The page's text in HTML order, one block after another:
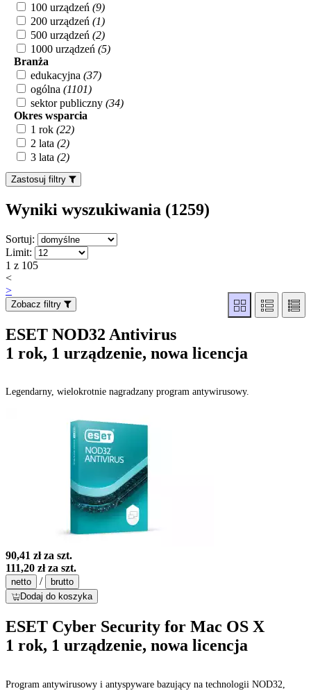
100 urządzeń (9)
200 urządzeń (1)
500 urządzeń (2)
1000 urządzeń (5)
Branża
edukacyjna (37)
ogólna (1101)
sektor publiczny (34)
Okres wsparcia
1 rok (22)
2 lata (2)
3 lata (2)
Zastosuj filtry
Wyniki wyszukiwania (1259)
Sortuj:
Limit:
1 z 105
<
>
Zobacz filtry
ESET NOD32 Antivirus
1 rok, 1 urządzenie, nowa licencja
Legendarny, wielokrotnie nagradzany program antywirusowy.
90,41 złza szt.
111,20 złza szt.
netto /
brutto
Dodaj do koszyka
ESET Cyber Security for Mac OS X
1 rok, 1 urządzenie, nowa licencja
Program antywirusowy i antyspyware bazujący na technologii NOD32,